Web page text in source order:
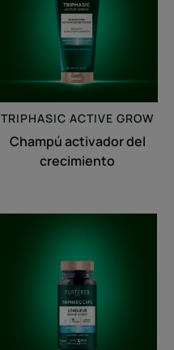
crecimiento
TRIPHASIC ACTIVE GROW
Champú activador del
crecimiento
Cabello
Largos,
Densidad
&
Fuerza